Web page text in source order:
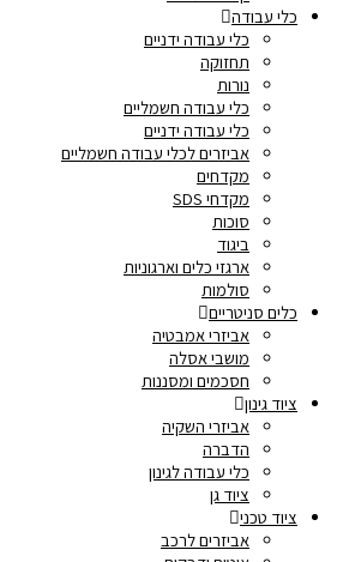
כלי עבודה
כלי עבודה ידניים
תחזוקה
נורות
כלי עבודה חשמליים
כלי עבודה ידניים
אביזרים לכלי עבודה חשמליים
מקדחים
מקדחי SDS
סוכות
ביגוד
ארגזי כלים וארגוניות
סולמות
כלים סניטריים
אביזרי אמבטיה
מושבי אסלה
חסכמים ומסננות
ציוד גינון
אביזרי השקיה
הדברה
כלי עבודה לגינון
ציוד גן
ציוד טכני
אביזרים לרכב